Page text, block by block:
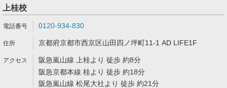
上桂校
0120-934-830
京都府京都市西京区山田四ノ坪町11-1 AD LIFE1F
阪急嵐山線 上桂より 徒歩 約8分
阪急京都本線 桂より 徒歩 約18分
阪急嵐山線 松尾大社より 徒歩 約21分